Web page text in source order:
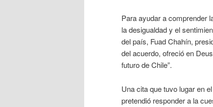
Para ayudar a comprender
la desigualdad y el
del país, Fuad Chahín,
del acuerdo, ofreció en
futuro de Chile”.
Una cita que tuvo lugar en
pretendió responder a la